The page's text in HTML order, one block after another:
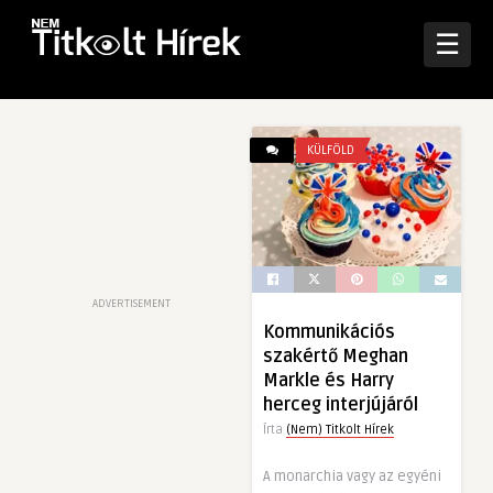
☰
ADVERTISEMENT
KÜLFÖLD
Kommunikációs
szakértő Meghan
Markle és Harry
herceg interjújáról
Írta (Nem) Titkolt Hírek
A monarchia vagy az egyéni